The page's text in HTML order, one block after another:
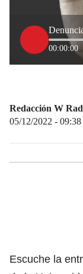
00:00:00
Redacción W
05/12/2022 - 09:38
Escuche la